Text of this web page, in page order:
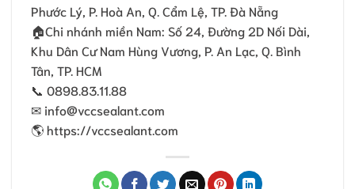
Phước Lý, P. Hoà An, Q. Cẩm Lệ, TP. Đà Nẵng
🏠Chi nhánh miền Nam: Số 24, Ðường 2D Nối Dài,
Khu Dân Cư Nam Hùng Vương, P. An Lạc, Q. Bình
Tân, TP. HCM
📞 0898.83.11.88
✉ info@vccsealant.com
🌎 https://vccsealant.com